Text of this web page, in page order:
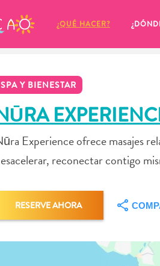
¿QUÉ HACER?
SPA Y BIENESTAR
Experience ofrece masajes
reconectar contigo
RESERVE AHORA
no has guardado
favorito aún.
guardar algo para más tarde,